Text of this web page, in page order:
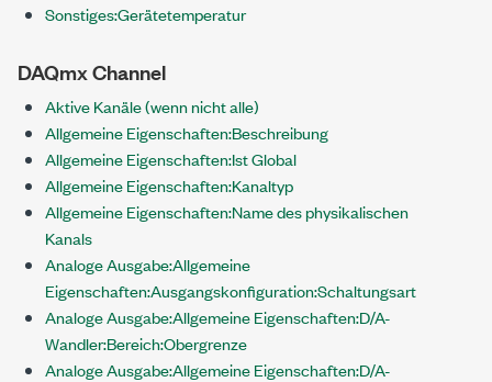
Sonstiges:Gerätetemperatur
DAQmx Channel
Aktive Kanäle (wenn nicht alle)
Allgemeine Eigenschaften:Beschreibung
Allgemeine Eigenschaften:Ist Global
Allgemeine Eigenschaften:Kanaltyp
Allgemeine Eigenschaften:Name des physikalischen
Kanals
Analoge Ausgabe:Allgemeine
Eigenschaften:Ausgangskonfiguration:Schaltungsart
Analoge Ausgabe:Allgemeine Eigenschaften:D/A-
Wandler:Bereich:Obergrenze
Analoge Ausgabe:Allgemeine Eigenschaften:D/A-